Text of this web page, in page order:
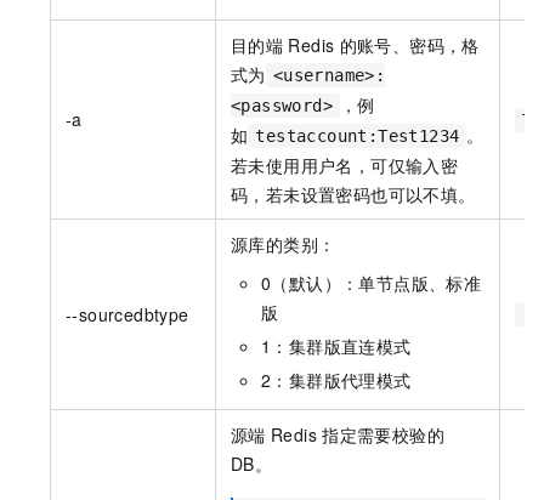
-a
目的端 Redis 的账号、密码，格
式为 <username>:
<password>
，例
如 testaccount:Test1234 。
若未使用用户名，可仅输入密
码，若未设置密码也可以不填。
--sourcedbtype
源库的类别：
0（默认）：单节点版、标准
版
1：集群版直连模式
2：集群版代理模式
源端 Redis 指定需要校验的
DB。